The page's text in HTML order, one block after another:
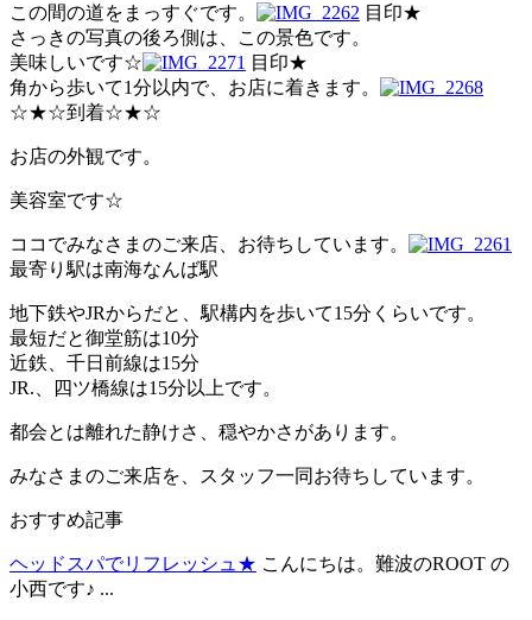
この間の道をまっすぐです。
目印★
さっきの写真の後ろ側は、この景色です。
美味しいです☆
目印★
角から歩いて1分以内で、お店に着きます。
☆★☆到着☆★☆
お店の外観です。
美容室です☆
ココでみなさまのご来店、お待ちしています。
最寄り駅は南海なんば駅
地下鉄やJRからだと、駅構内を歩いて15分くらいです。
最短だと御堂筋は10分
近鉄、千日前線は15分
JR.、四ツ橋線は15分以上です。
都会とは離れた静けさ、穏やかさがあります。
みなさまのご来店を、スタッフ一同お待ちしています。
おすすめ記事
ヘッドスパでリフレッシュ★ こんにちは。難波のROOT の
小西です♪ ...